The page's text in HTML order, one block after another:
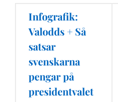
Inläggsnavigering
Infografik:
Valodds + Så
satsar
svenskarna
pengar på
presidentvalet